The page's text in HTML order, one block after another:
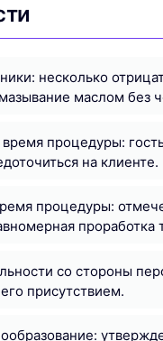
несколько
маслом без
процедуры:
на клиенте.
процедуры:
проработка
со стороны
присутствием.